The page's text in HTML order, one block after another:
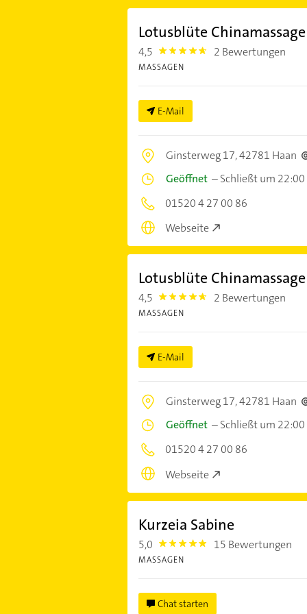
Lotusblüte Chinamassage
4,5 4.5 2 Bewertungen
MASSAGEN
E-Mail
Ginsterweg 17,42781 Haan
Geöffnet–Schließt um 22:00
01520 4 27 00 86
Webseite
Lotusblüte Chinamassage
4,5 4.5 2 Bewertungen
MASSAGEN
E-Mail
Ginsterweg 17,42781 Haan
Geöffnet–Schließt um 22:00
01520 4 27 00 86
Webseite
Kurzeia Sabine
5,0 5.0 15 Bewertungen
MASSAGEN
Chat starten